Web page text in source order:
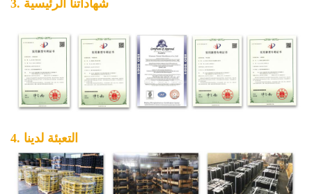
3. شهاداتنا الرئيسية
4. التعبئة لدينا